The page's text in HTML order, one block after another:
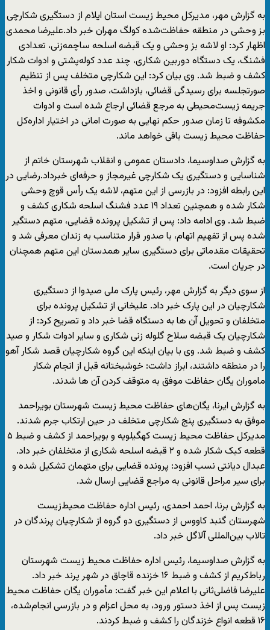
به گزارش مهر، مدیرکل محیط زیست استان ایلام از دستگیری شکارچی
بز وحشی در منطقه حفاظت‌شده کولگ مهران خبر داد.علیرضا محمدی
اظهار کرد: او لاشه بز وحشی و یک قبضه اسلحه ساچمه‌زنی، تعدادی
فشنگ، یک دستگاه دوربین شکاری، چند عدد کوله‌پشتی و ادوات شکار
کشف و ضبط شد. وی بیان کرد: این شکارچی متخلف پس از تنظیم
صورتجلسه برای رسیدگی قضائی، بازداشت، صدور رأی قانونی و اخذ
جریمه زیست‌محیطی به مرجع قضائی ارجاع شده است و ادوات
مکشوفه تا زمان صدور حکم نهایی به صورت امانی در اختیار اداره‌کل
حفاظت محیط زیست باقی خواهد ماند.
به گزارش صداوسیما، دادستان عمومی و انقلاب شهرستان خاتم از
شناسایی و دستگیری یک شکارچی غیرمجاز و حرفه‌ای خبرداد.رضایی در
این رابطه افزود: در بازرسی از این متهم، لاشه یک رأس قوچ وحشی
شکار شده و همچنین تعداد ۱۹ عدد فشنگ اسلحه شکاری کشف و
ضبط شد. وی ادامه داد: پس از تشکیل پرونده قضایی، متهم دستگیر
شده پس از تفهیم اتهام، با صدور قرار متناسب به زندان معرفی شد و
تحقیقات مقدماتی برای دستگیری سایر همدستان این متهم همچنان
در جریان است.
از سوی دیگر به گزارش مهر، رئیس پارک ملی صیدوا از دستگیری
شکارچیان در این پارک خبر داد. علیخانی از تشکیل پرونده برای
متخلفان و تحویل آن ها به دستگاه قضا خبر داد و تصریح کرد: از
شکارچیان یک قبضه سلاح گلوله زنی شکاری و سایر ادوات شکار و صید
کشف و ضبط شد. وی با بیان اینکه این گروه شکارچیان قصد شکار آهو
را در منطقه داشتند، ابراز داشت: خوشبختانه قبل از انجام شکار
ماموران یگان حفاظت موفق به متوقف کردن آن ها شدند.
به گزارش ایرنا، یگان‌های حفاظت محیط زیست شهرستان بویراحمد
موفق به دستگیری پنج شکارچی متخلف در حین ارتکاب جرم شدند.
مدیرکل حفاظت محیط زیست کهگیلویه و بویراحمد از کشف و ضبط ۵
قطعه کبک شکار شده و ۲ قبضه اسلحه شکاری از متخلفان خبر داد.
عبدال دیانتی نسب افزود: پرونده قضایی برای متهمان تشکیل شده و
برای سیر مراحل قانونی به مراجع قضایی ارسال شد.
به گزارش برنا، احمد احمدی، رئیس اداره حفاظت محیط‌زیست
شهرستان گنبد کاووس از دستگیری دو گروه از شکارچیان پرندگان در
تالاب بین‌المللی آلاگل خبر داد.
به گزارش صداوسیما، رئیس اداره حفاظت محیط زیست شهرستان
رباط‌کریم از کشف و ضبط ۱۶ خزنده قاچاق در شهر پرند خبر داد.
علیرضا فاضلی‌ثانی با اعلام این خبر گفت: مأموران یگان حفاظت محیط
زیست پس از اخذ دستور ورود، به محل اعزام و در بازرسی انجام‌شده،
۱۶ قطعه انواع خزندگان را کشف و ضبط کردند.